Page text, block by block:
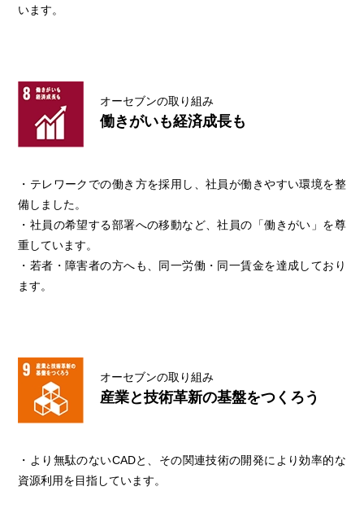
います。
オーセブンの取り組み
働きがいも経済成長も
・テレワークでの働き方を採用し、社員が働きやすい環境を整
備しました。
・社員の希望する部署への移動など、社員の「働きがい」を尊
重しています。
・若者・障害者の方へも、同一労働・同一賃金を達成しており
ます。
オーセブンの取り組み
産業と技術革新の基盤をつくろう
・より無駄のないCADと、その関連技術の開発により効率的な
資源利用を目指しています。